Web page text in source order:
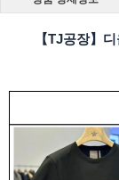
【TJ공장】